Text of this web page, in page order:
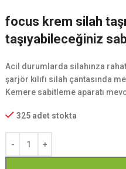
focus krem silah
taşıyabileceğiniz
Acil durumlarda silahınza
şarjör kılıfı silah çantasında
Kemere sabitleme aparatı
325 adet stokta